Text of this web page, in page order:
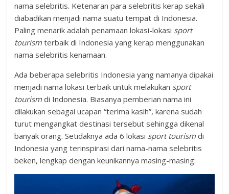
nama selebritis. Ketenaran para selebritis kerap sekali
diabadikan menjadi nama suatu tempat di Indonesia.
Paling menarik adalah penamaan lokasi-lokasi sport
tourism terbaik di Indonesia yang kerap menggunakan
nama selebritis kenamaan.
Ada beberapa selebritis Indonesia yang namanya dipakai
menjadi nama lokasi terbaik untuk melakukan sport
tourism di Indonesia. Biasanya pemberian nama ini
dilakukan sebagai ucapan “terima kasih”, karena sudah
turut mengangkat destinasi tersebut sehingga dikenal
banyak orang. Setidaknya ada 6 lokasi sport tourism di
Indonesia yang terinspirasi dari nama-nama selebritis
beken, lengkap dengan keunikannya masing-masing: